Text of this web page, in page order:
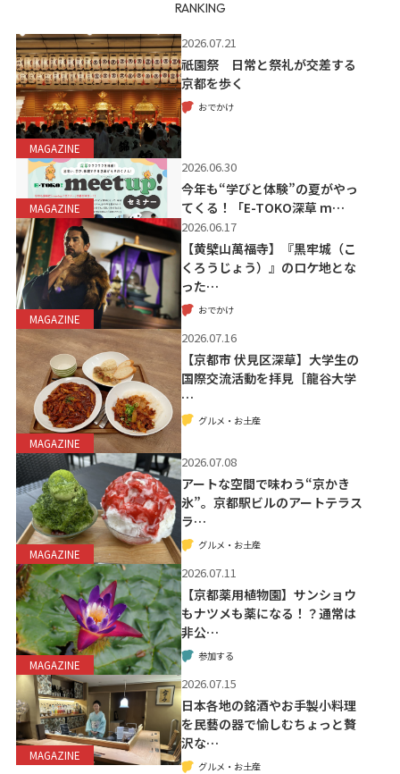
RANKING
MAGAZINE
2026.07.21
祇園祭 日常と祭礼が交差する
京都を歩く
おでかけ
MAGAZINE
2026.06.30
今年も“学びと体験”の夏がやっ
てくる！「E-TOKO深草 m…
MAGAZINE
2026.06.17
【黄檗山萬福寺】『黒牢城（こ
くろうじょう）』のロケ地とな
った…
おでかけ
MAGAZINE
2026.07.16
【京都市 伏見区深草】大学生の
国際交流活動を拝見［龍谷大学
…
グルメ・お土産
MAGAZINE
2026.07.08
アートな空間で味わう“京かき
氷”。京都駅ビルのアートテラス
ラ…
グルメ・お土産
MAGAZINE
2026.07.11
【京都薬用植物園】サンショウ
もナツメも薬になる！？通常は
非公…
参加する
MAGAZINE
2026.07.15
日本各地の銘酒やお手製小料理
を民藝の器で愉しむちょっと贅
沢な…
グルメ・お土産